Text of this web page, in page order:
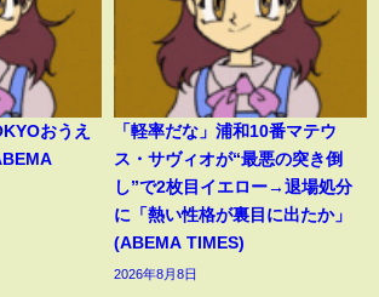
おうえ
「軽率だな」浦和10番マテウ
ス・サヴィオが“最悪の突き倒
し”で2枚目イエロー→退場処分
に「熱い性格が裏目に出たか」
(ABEMA TIMES)
2026年8月8日